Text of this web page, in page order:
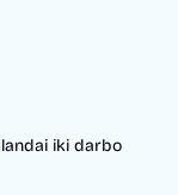
iki darbo